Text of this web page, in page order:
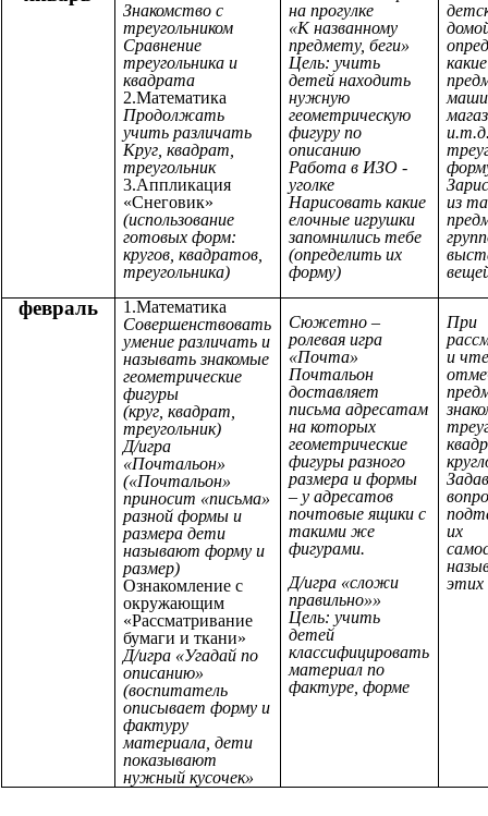
Знакомство с
треугольником
Сравнение
треугольника и
квадрата
2.Математика
Продолжать
учить различать
Круг, квадрат,
треугольник
3.Аппликация
«Снеговик»
(использование
готовых форм:
кругов, квадратов,
треугольника)
на прогулке
«К названному
предмету, беги»
Цель: учить
детей находить
нужную
геометрическую
фигуру по
описанию
Работа в ИЗО -
уголке
Нарисовать какие
елочные игрушки
запомнились тебе
(определить их
форму)
из
февраль
1.Математика
Совершенствовать
умение различать и
называть знакомые
геометрические
фигуры
(круг, квадрат,
треугольник)
Д/игра
«Почтальон»
(«Почтальон»
приносит «письма»
разной формы и
размера дети
называют форму и
размер)
Ознакомление с
окружающим
«Рассматривание
бумаги и ткани»
Д/игра «Угадай по
описанию»
(воспитатель
описывает форму и
фактуру
материала, дети
показывают
нужный кусочек»
Сюжетно –
ролевая игра
«Почта»
Почтальон
доставляет
письма адресатам
на которых
геометрические
фигуры разного
размера и формы
– у адресатов
почтовые ящики с
такими же
фигурами.
Д/игра «сложи
правильно»»
Цель: учить
детей
классифицировать
материал по
фактуре, форме
При
и
их
этих